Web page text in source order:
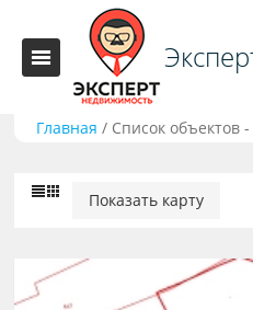
Главная / Список объектов
Показать карту